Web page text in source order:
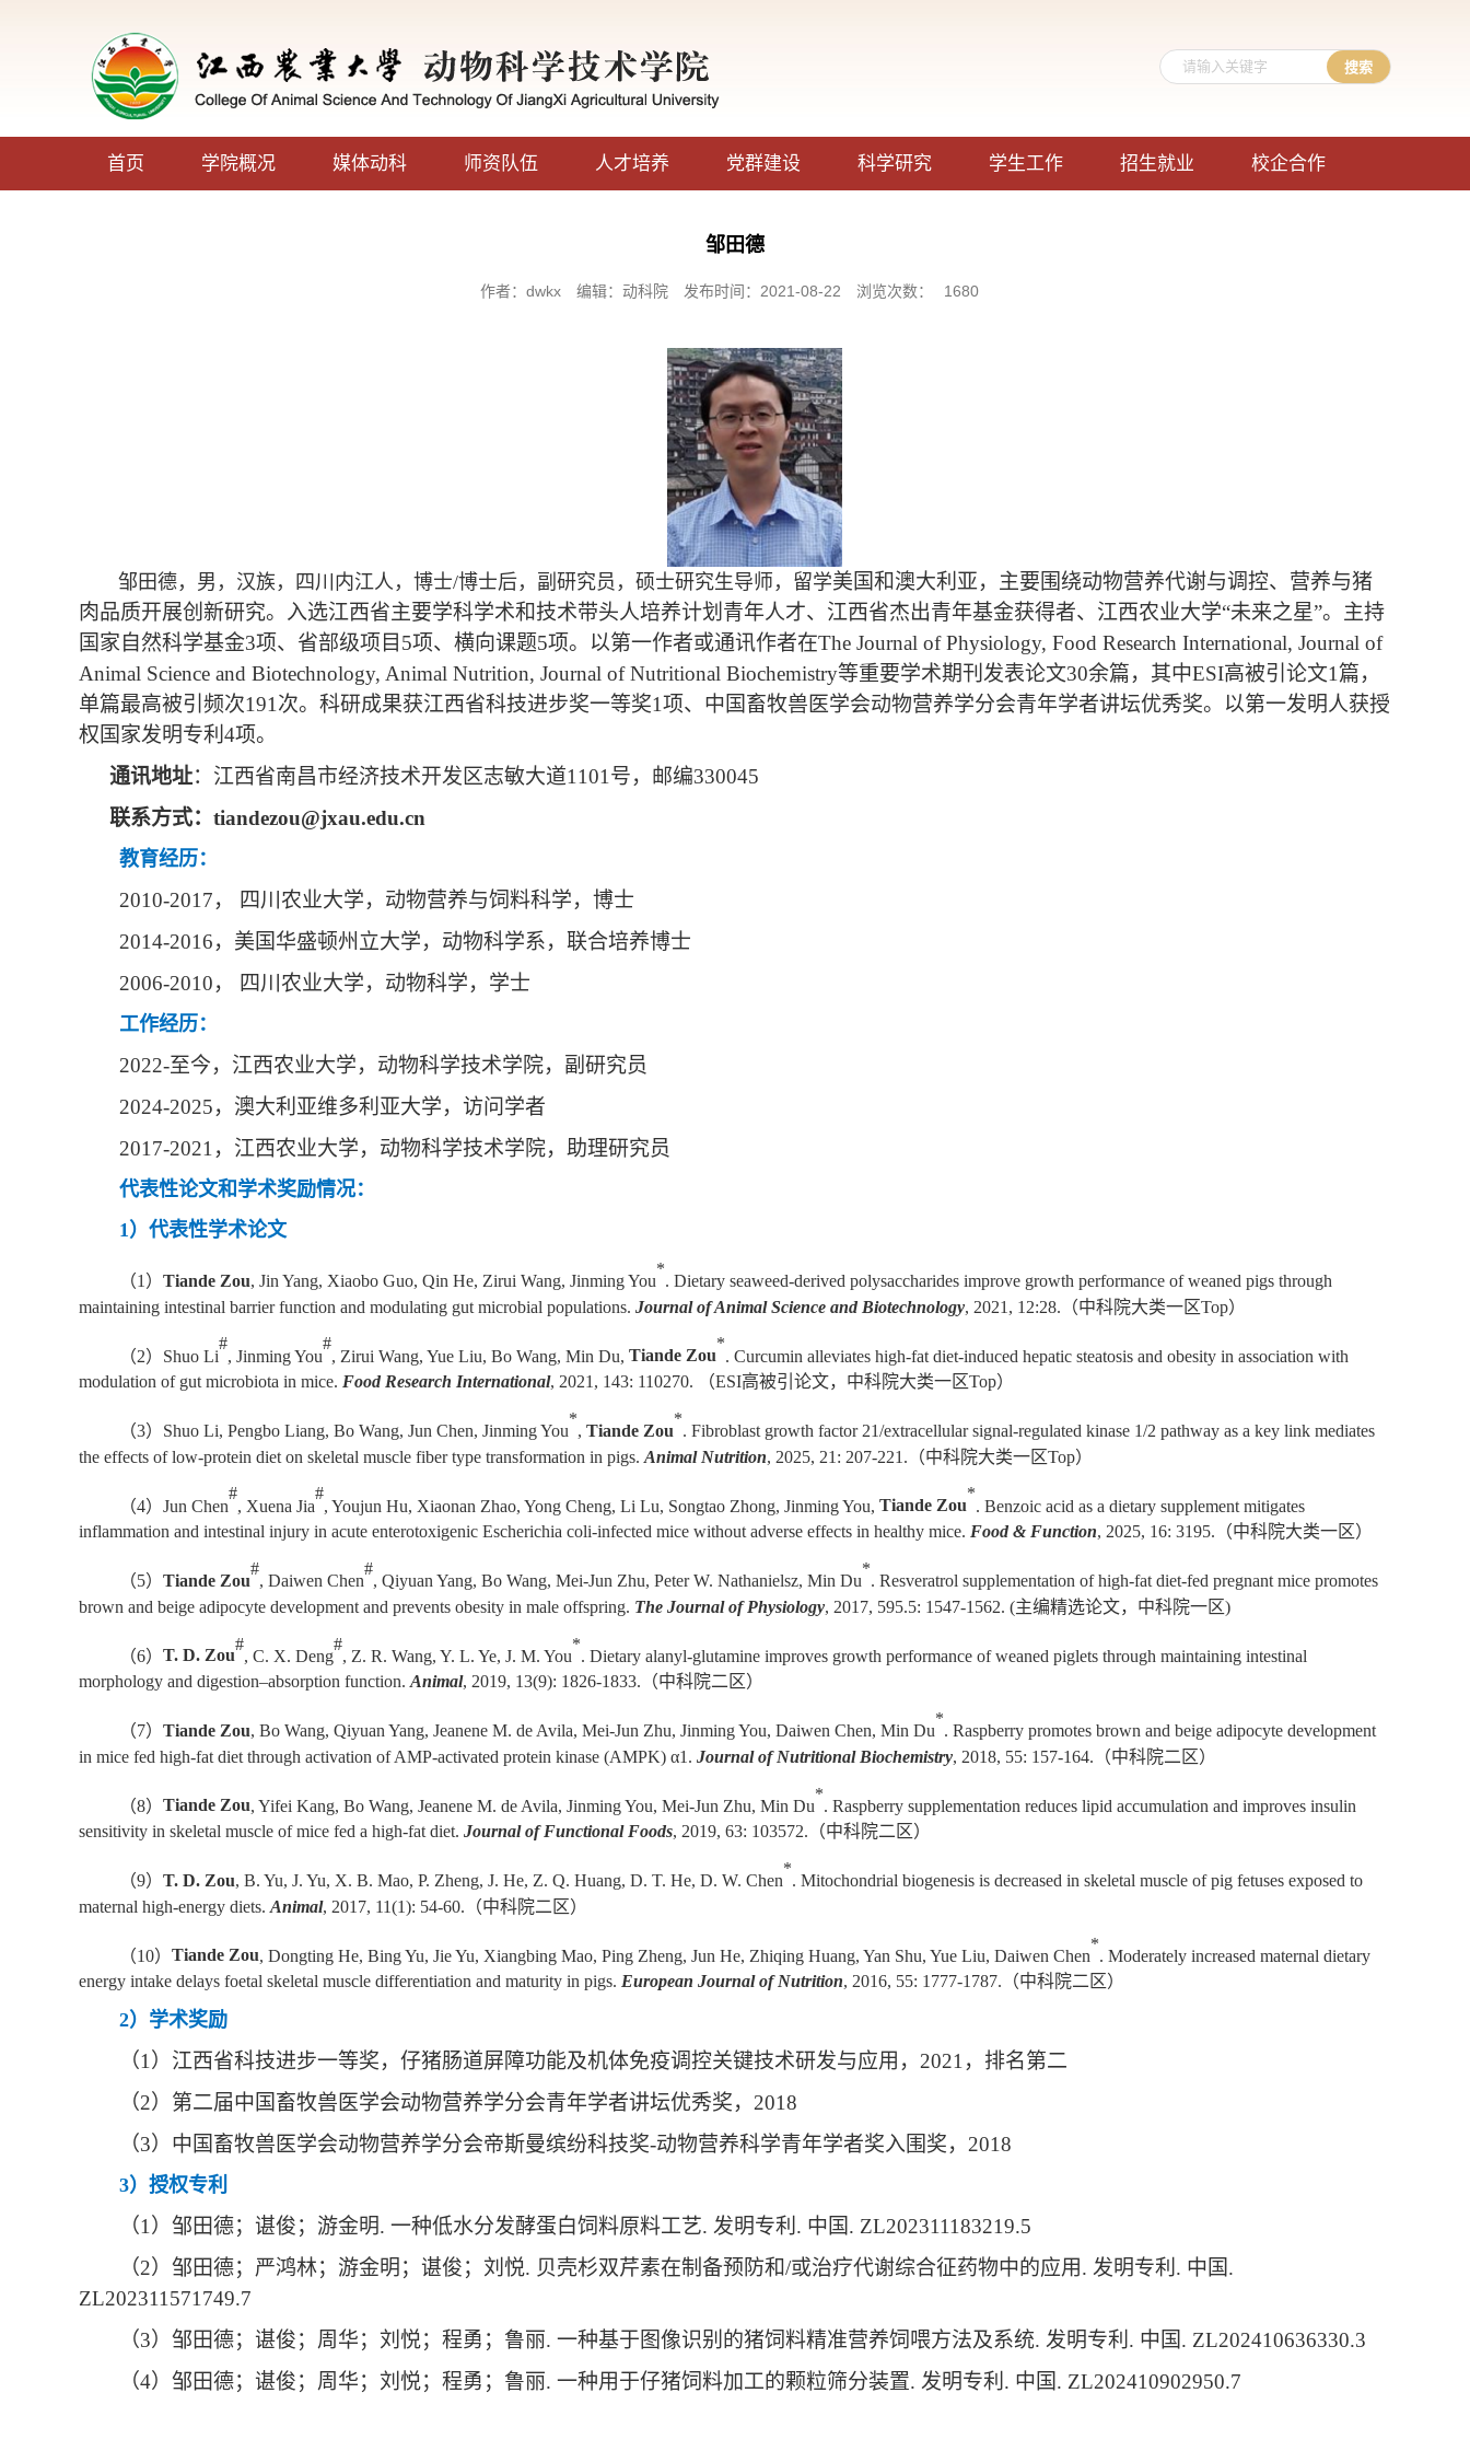
首页 学院概况 媒体动科 师资队伍 人才培养 党群建设 科学研究 学生工作 招生就业 校企合作
邹田德
作者：dwkx 编辑：动科院 发布时间：2021-08-22 浏览次数： 1680
邹田德，男，汉族，四川内江人，博士/博士后，副研究员，硕士研究生导师，留学美国和澳大利亚，主要围绕动物营养代谢与调控、营养与猪
肉品质开展创新研究。入选江西省主要学科学术和技术带头人培养计划青年人才、江西省杰出青年基金获得者、江西农业大学“未来之星”。主持
国家自然科学基金3项、省部级项目 5项、横向课题5项。以第一作者或通讯作者在The Journal of Physiology, Food Research International, Journal of
Animal Science and Biotechnology, Animal Nutrition, Journal of Nutritional Biochemistry等重要学术期刊发表论文30余篇，其中ESI高被引论文1篇，
单篇最高被引频次191 次。科研成果获江西省科技进步奖一等奖1项、中国畜牧兽医学会动物营养学分会青年学者讲坛优秀奖。以第一发明人获授
权国家发明专利 4项。
通讯地址：江西省南昌市经济技术开发区志敏大道1101 号，邮编330045
联系方式： tiandezou@jxau.edu.cn
教育经历：
2010-2017， 四川农业大学，动物营养与饲料科学，博士
2014-2016，美国华盛顿州立大学，动物科学系，联合培养博士
2006-2010， 四川农业大学，动物科学，学士
工作经历：
2022-至今，江西农业大学，动物科学技术学院，副研究员
2024-2025，澳大利亚维多利亚大学，访问学者
2017-2021 ，江西农业大学，动物科学技术学院，助理研究员
代表性论文和学术奖励情况：
1）代表性学术论文
（1 ） Tiande Zou, Jin Yang, Xiaobo Guo, Qin He, Zirui Wang, Jinming You
*
. Dietary seaweed-derived polysaccharides improve growth performance of weaned pigs through
maintaining intestinal barrier function and modulating gut microbial populations. Journal of Animal Science and Biotechnology, 2021, 12:28. （中科院大类一区Top）
（2） Shuo Li
#
, Jinming You
#
, Zirui Wang, Yue Liu, Bo Wang, Min Du, Tiande Zou
*
. Curcumin alleviates high-fat diet-induced hepatic steatosis and obesity in association with
modulation of gut microbiota in mice. Food Research International, 2021, 143: 110270. （ESI高被引论文，中科院大类一区Top）
（3） Shuo Li, Pengbo Liang, Bo Wang, Jun Chen, Jinming You
*
, Tiande Zou
*
. Fibroblast growth factor 21/extracellular signal-regulated kinase 1/2 pathway as a key link mediates
the effects of low-protein diet on skeletal muscle fiber type transformation in pigs. Animal Nutrition, 2025, 21: 207-221. （中科院大类一区Top）
（4） Jun Chen
#
, Xuena Jia
#
, Youjun Hu, Xiaonan Zhao, Yong Cheng, Li Lu, Songtao Zhong, Jinming You, Tiande Zou
*
. Benzoic acid as a dietary supplement mitigates
inflammation and intestinal injury in acute enterotoxigenic Escherichia coli-infected mice without adverse effects in healthy mice. Food & Function, 2025, 16: 3195. （中科院大类一区）
（5） Tiande Zou
#
, Daiwen Chen
#
, Qiyuan Yang, Bo Wang, Mei-Jun Zhu, Peter W. Nathanielsz, Min Du
*
. Resveratrol supplementation of high-fat diet-fed pregnant mice promotes
brown and beige adipocyte development and prevents obesity in male offspring. The Journal of Physiology, 2017, 595.5: 1547-1562. (主编精选论文，中科院一区)
（6） T. D. Zou
#
, C. X. Deng
#
, Z. R. Wang, Y. L. Ye, J. M. You
*
. Dietary alanyl-glutamine improves growth performance of weaned piglets through maintaining intestinal
morphology and digestion–absorption function. Animal, 2019, 13(9): 1826-1833. （中科院二区）
（7） Tiande Zou, Bo Wang, Qiyuan Yang, Jeanene M. de Avila, Mei-Jun Zhu, Jinming You, Daiwen Chen, Min Du
*
. Raspberry promotes brown and beige adipocyte development
in mice fed high-fat diet through activation of AMP-activated protein kinase (AMPK) α1. Journal of Nutritional Biochemistry, 2018, 55: 157-164. （中科院二区）
（8） Tiande Zou , Yifei Kang, Bo Wang, Jeanene M. de Avila, Jinming You, Mei-Jun Zhu, Min Du
*
. Raspberry supplementation reduces lipid accumulation and improves insulin
sensitivity in skeletal muscle of mice fed a high-fat diet. Journal of Functional Foods, 2019, 63: 103572. （中科院二区）
（9） T. D. Zou, B. Yu, J. Yu, X. B. Mao, P. Zheng, J. He, Z. Q. Huang, D. T. He, D. W. Chen
*
. Mitochondrial biogenesis is decreased in skeletal muscle of pig fetuses exposed to
maternal high-energy diets. Animal, 2017, 11(1): 54-60. （中科院二区）
（10） Tiande Zou , Dongting He, Bing Yu, Jie Yu, Xiangbing Mao, Ping Zheng, Jun He, Zhiqing Huang, Yan Shu, Yue Liu, Daiwen Chen
*
. Moderately increased maternal dietary
energy intake delays foetal skeletal muscle differentiation and maturity in pigs. European Journal of Nutrition, 2016, 55: 1777-1787. （中科院二区）
2）学术奖励
（1）江西省科技进步一等奖，仔猪肠道屏障功能及机体免疫调控关键技术研发与应用， 2021，排名第二
（2）第二届中国畜牧兽医学会动物营养学分会青年学者讲坛优秀奖， 2018
（3）中国畜牧兽医学会动物营养学分会帝斯曼缤纷科技奖-动物营养科学青年学者奖入围奖， 2018
3）授权专利
（1）邹田德；谌俊；游金明. 一种低水分发酵蛋白饲料原料工艺. 发明专利 . 中国. ZL202311183219.5
（2）邹田德；严鸿林；游金明；谌俊；刘悦. 贝壳杉双芹素在制备预防和/或治疗代谢综合征药物中的应用. 发明专利 . 中国.
ZL202311571749.7
（3）邹田德；谌俊；周华；刘悦；程勇；鲁丽. 一种基于图像识别的猪饲料精准营养饲喂方法及系统. 发明专利 . 中国. ZL202410636330.3
（4）邹田德；谌俊；周华；刘悦；程勇；鲁丽. 一种用于仔猪饲料加工的颗粒筛分装置. 发明专利 . 中国. ZL202410902950.7